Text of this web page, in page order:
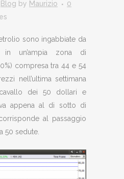
Blog by Maurizio
0
sono ingabbiate da
un’ampia zona di
compresa tra 44 e 54
nell’ultima settimana
dei 50 dollari e
appena al di sotto di
al passaggio
50 sedute.